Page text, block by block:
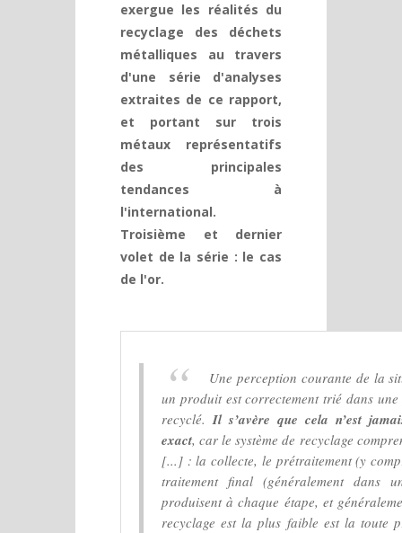
exergue les réalités du
recyclage des déchets
métalliques au travers
d'une série d'analyses
extraites de ce rapport,
et portant sur trois
métaux représentatifs
des principales
tendances à
l'international.
Troisième et dernier
volet de la série : le cas
de l'or.
Une perception courante de la
un produit est correctement trié dans
recyclé.Il s’avère que cela n’est
exact, car le système de recyclage
[...] : la collecte, le prétraitement (y
traitement final (généralement dans
produisent à chaque étape, et
recyclage est la plus faible est la toute